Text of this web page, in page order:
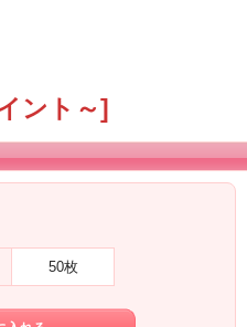
ント～]
50枚